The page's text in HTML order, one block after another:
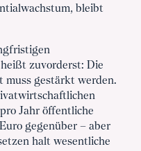
bleibt
zuvorderst: Die
gestärkt werden.
Jahr öffentliche
gegenüber – aber
halt wesentliche